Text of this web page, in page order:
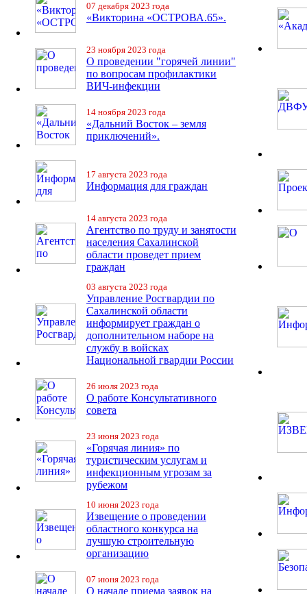
07 декабря 2023 года
«Викторина «ОСТРОВА.65».
23 ноября 2023 года
О проведении "горячей линии"
по вопросам профилактики
ВИЧ-инфекции
14 ноября 2023 года
«Дальний Восток – земля
приключений».
17 августа 2023 года
Информация для граждан
14 августа 2023 года
Агентство по труду и занятости
населения Сахалинской
области проведет прием
граждан
03 августа 2023 года
Управление Росгвардии по
Сахалинской области
информирует граждан о
дополнительном наборе на
службу в войсках
Национальной гвардии России
26 июля 2023 года
О работе Консультативного
совета
23 июня 2023 года
«Горячая линия» по
туристическим услугам и
инфекционным угрозам за
рубежом
10 июня 2023 года
Извещение о проведении
областного конкурса на
лучшую строительную
организацию
07 июня 2023 года
О начале приема заявок на